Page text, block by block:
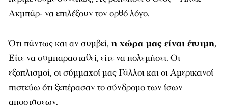
Ακμπάρ- να επιλέξουν τον ορθό λόγο.
Ότι πάντως και αν συμβεί, η χώρα μας είναι έτοιμη,
Είτε να συμπαρασταθεί, είτε να πολεμήσει. Οι
εξοπλισμοί, οι σύμμαχοί μας Γάλλοι και οι Αμερικανοί
πιστεύω ότι ξεπέρασαν το σύνδρομο των ίσων
αποστάσεων.